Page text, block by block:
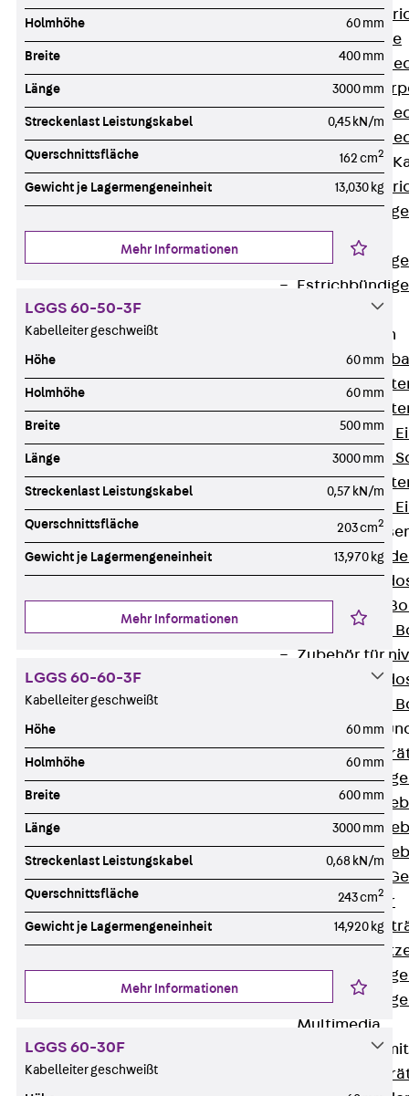
Zurück
Kanalsysteme
Estrichbündige
Zurück
CHALI
Einbaueinheiten
Zurück
Nivellierbare
Nivellierbare
Nivellierbare
Zurück
Zubehör für
Nivellierbare
Zubehör für
Nivellierbare
Gerätebecher
Zurück
Runde
Eckige
Eckige
Zubehör für
Geräteträger
Multimedia
Gerätebecher
Holmhöhe 60 mm
Breite 400 mm
Länge 3000 mm
Streckenlast Leistungskabel 0,45 kN/m
Querschnittsfläche 162 cm2
Gewicht je Lagermengeneinheit 13,030 kg
Mehr Informationen
LGGS 60-50-3F
Kabelleiter geschweißt
Höhe 60 mm
Holmhöhe 60 mm
Breite 500 mm
Länge 3000 mm
Streckenlast Leistungskabel 0,57 kN/m
Querschnittsfläche 203 cm2
Gewicht je Lagermengeneinheit 13,970 kg
Mehr Informationen
LGGS 60-60-3F
Kabelleiter geschweißt
Höhe 60 mm
Holmhöhe 60 mm
Breite 600 mm
Länge 3000 mm
Streckenlast Leistungskabel 0,68 kN/m
Querschnittsfläche 243 cm2
Gewicht je Lagermengeneinheit 14,920 kg
Mehr Informationen
LGGS 60-30F
Kabelleiter geschweißt